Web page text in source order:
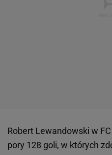
Robert Lewandowski w
pory 128 goli, w których